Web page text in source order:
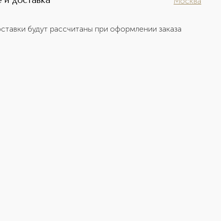
будут рассчитаны при оформлении заказа